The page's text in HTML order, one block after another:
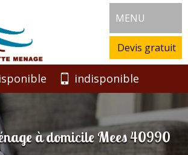
MENU
Devis gratuit
indisponible
à domicile Mees 40990